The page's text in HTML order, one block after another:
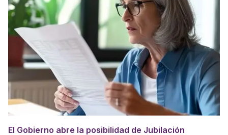
El Gobierno abre la posibilidad de Jubilación